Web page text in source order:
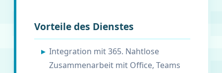
Vorteile des Dienstes
Integration mit 365. Nahtlose
Zusammenarbeit mit Office, Teams